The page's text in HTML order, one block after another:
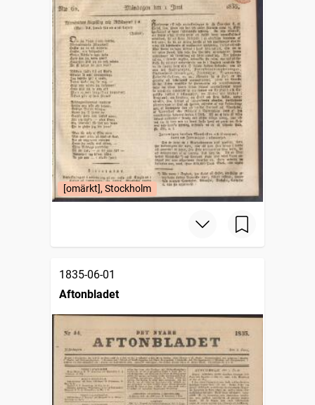
[omärkt], Stockholm
1835-06-01
Aftonbladet